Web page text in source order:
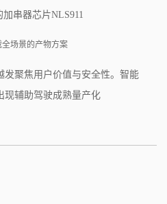
串器芯片NLS911
场景的产物方案
发聚焦用户价值与安全性。智能
现辅助驾驶成熟量产化